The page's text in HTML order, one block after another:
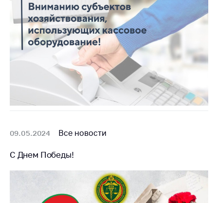
09.05.2024 Все новости
С Днем Победы!